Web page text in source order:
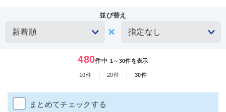
並び替え
480件中 1～30件を表示
10件 20件 30件
まとめてチェックする